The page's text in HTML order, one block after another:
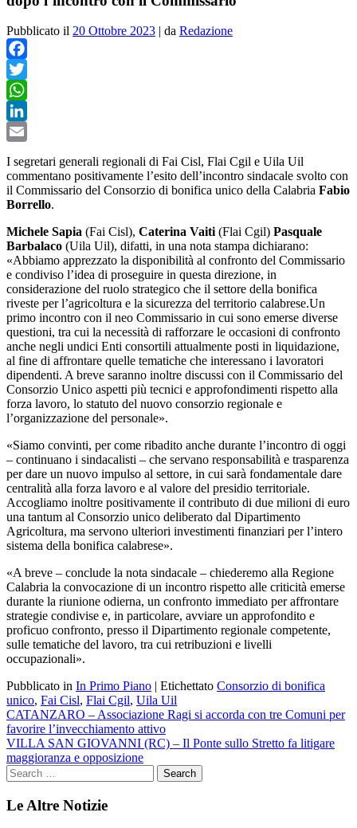
Pubblicato il 20 Ottobre 2023 | da Redazione
Facebook
Twitter
WhatsApp
LinkedIn
I segretari generali regionali di Fai Cisl, Flai Cgil e Uila Uil
commentano positivamente l’esito dell’incontro sindacale svolto con
il Commissario del Consorzio di bonifica unico della Calabria Fabio
Borrello.
Michele Sapia (Fai Cisl), Caterina Vaiti(Flai Cgil) Pasquale
Barbalaco (Uila Uil), difatti, in una nota stampa dichiarano:
«Abbiamo apprezzato la disponibilità al confronto del Commissario
e condiviso l’idea di proseguire in questa direzione, in
considerazione del ruolo strategico che il settore della bonifica
riveste per l’agricoltura e la sicurezza del territorio calabrese.Un
primo incontro con il neo Commissario in cui sono emerse diverse
questioni, tra cui la necessità di rafforzare le occasioni di confronto
anche negli undici Enti consortili attualmente posti in liquidazione,
al fine di affrontare quelle tematiche che interessano i lavoratori
dipendenti. A breve saranno inoltre discussi con il Commissario del
Consorzio Unico aspetti più tecnici e approfondimenti rispetto alla
forza lavoro, lo statuto del nuovo consorzio regionale e
l’organizzazione del personale».
«Siamo convinti, per come ribadito anche durante l’incontro di oggi
– continuano i sindacalisti – che servano responsabilità e trasparenza
per dare un nuovo impulso al settore, in cui sarà fondamentale dare
centralità alla forza lavoro e al valore del presidio territoriale.
Accogliamo inoltre positivamente il contributo di due milioni di euro
una tantum al Consorzio unico deliberato dal Dipartimento
Agricoltura, ma servono ulteriori investimenti finanziari per l’intero
sistema della bonifica calabrese».
«A breve – conclude la nota sindacale – chiederemo alla Regione
Calabria la convocazione di un incontro rispetto alle criticità emerse
durante la riunione odierna, un confronto immediato per affrontare
strategie condivise e, in particolare, avviare un approfondito e
proficuo confronto, presso il Dipartimento regionale competente,
sulle tematiche del lavoro, tra cui retribuzioni e livelli
occupazionali».
Pubblicato in In Primo Piano | Etichettato Consorzio di bonifica
unico, Fai Cisl, Flai Cgil, Uila Uil
Navigazione
articoli
CATANZARO – Associazione Ragi si accorda con tre Comuni per
favorire l’invecchiamento attivo
VILLA SAN GIOVANNI (RC) – Il Ponte sullo Stretto fa litigare
maggioranza e opposizione
Le Altre Notizie